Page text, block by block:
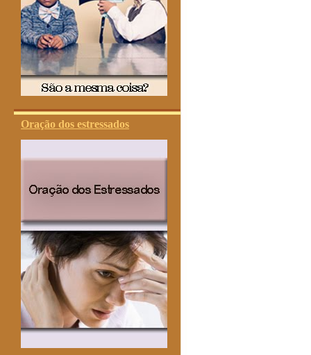
Oração dos estressados